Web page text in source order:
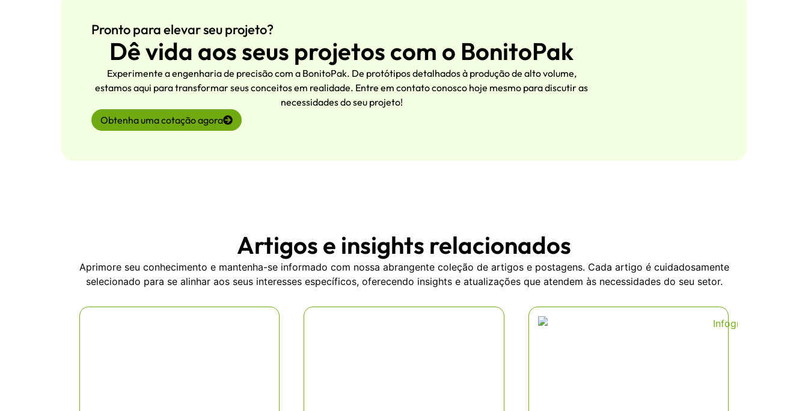
Pronto para elevar seu projeto?
Dê vida aos seus projetos com o BonitoPak
Experimente a engenharia de precisão com a BonitoPak. De protótipos detalhados à produção de alto volume,
estamos aqui para transformar seus conceitos em realidade. Entre em contato conosco hoje mesmo para discutir as
necessidades do seu projeto!
Obtenha uma cotação agora
Artigos e insights relacionados
Aprimore seu conhecimento e mantenha-se informado com nossa abrangente coleção de artigos e postagens. Cada artigo é cuidadosamente
selecionado para se alinhar aos seus interesses específicos, oferecendo insights e atualizações que atendem às necessidades do seu setor.